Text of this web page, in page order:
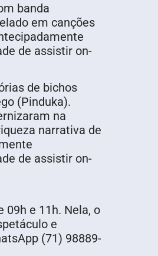
banda
em canções
de assistir on-
de bichos
(Pinduka).
na
narrativa de
de assistir on-
09h e 11h. Nela, o
e
(71) 98889-